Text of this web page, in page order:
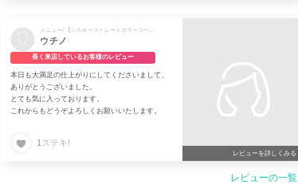
ウチノ
長く来店しているお客様のレビュー
本日も大満足の仕上がりにしてくださいまして、
ありがとうございました。
とても気に入っております。
これからもどうぞよろしくお願いいたします。
1 ステキ!
レビューを詳しくみる
レビューの一覧